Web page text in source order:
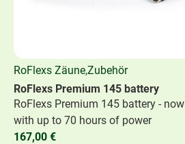
RoFlexs Zäune,Zubehör
RoFlexs Premium 145 battery
RoFlexs Premium 145 battery - now
with up to 70 hours of power
167,00 €